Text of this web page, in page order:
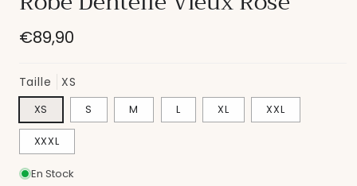
modale
Prix
habituel
€89,90
Taille XS
XS S M L XL XXL
XXXL
En Stock